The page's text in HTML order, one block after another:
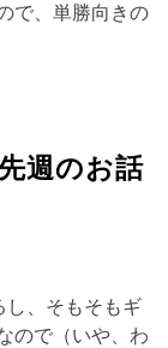
で、単勝向きの
週のお話
、そもそもギ
ので（いや、わ